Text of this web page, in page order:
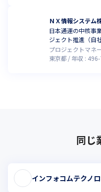
ＮＸ情報システム
日本通運の中核事
ジェクト推進（自
プロジェクトマネ
東京都
年収 : 496-
同じ
インフォコムテクノ